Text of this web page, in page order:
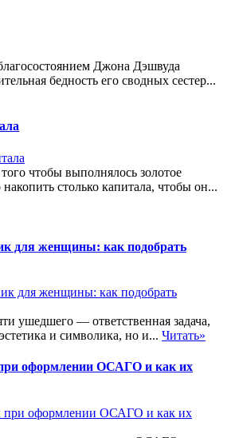
Джона Дэшвуда
бедность его сводных сестер...
чтобы выполнялось золотое
столько капитала, чтобы он...
для женщины: как подобрать
ушедшего — ответственная задача,
и символика, но и... Читать»
оформлении ОСАГО и как их